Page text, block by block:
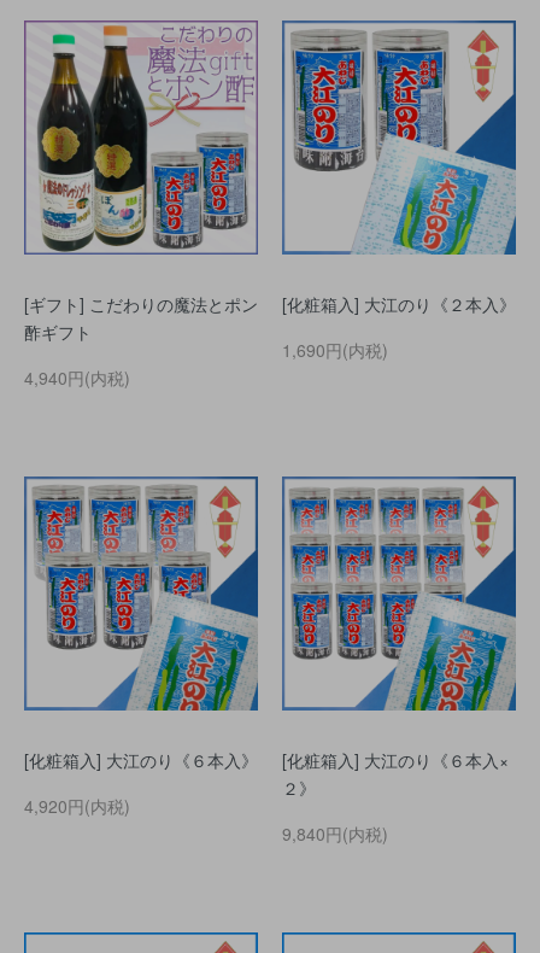
[ギフト] こだわりの魔法とポン
酢ギフト
4,940円(内税)
[化粧箱入] 大江のり《２本入》
1,690円(内税)
[化粧箱入] 大江のり《６本入》
4,920円(内税)
[化粧箱入] 大江のり《６本入×
２》
9,840円(内税)